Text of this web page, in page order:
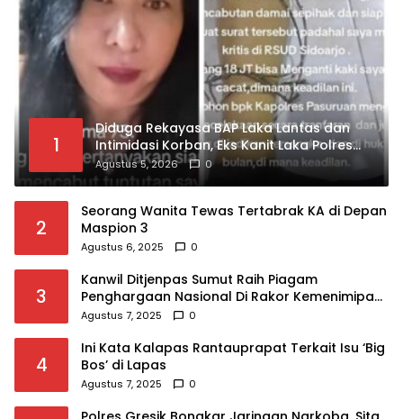
1
Diduga Rekayasa BAP Laka Lantas dan
Intimidasi Korban, Eks Kanit Laka Polres
Pasuruan Dilaporkan ke Propam Polda
Jatim
Agustus 5, 2026 0
2
Seorang Wanita Tewas Tertabrak KA di Depan
Maspion 3
Agustus 6, 2025 0
3
Kanwil Ditjenpas Sumut Raih Piagam
Penghargaan Nasional Di Rakor Kemenimipas
Tahun 2025
Agustus 7, 2025 0
4
Ini Kata Kalapas Rantauprapat Terkait Isu ‘Big
Bos’ di Lapas
Agustus 7, 2025 0